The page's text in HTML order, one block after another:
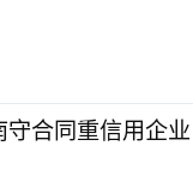
守合同重信用企业